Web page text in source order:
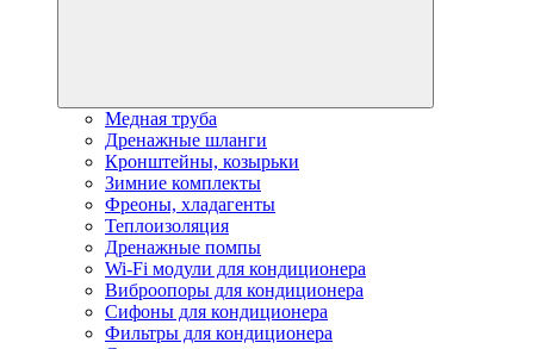
Медная труба
Дренажные шланги
Кронштейны, козырьки
Зимние комплекты
Фреоны, хладагенты
Теплоизоляция
Дренажные помпы
Wi-Fi модули для кондиционера
Виброопоры для кондиционера
Сифоны для кондиционера
Фильтры для кондиционера